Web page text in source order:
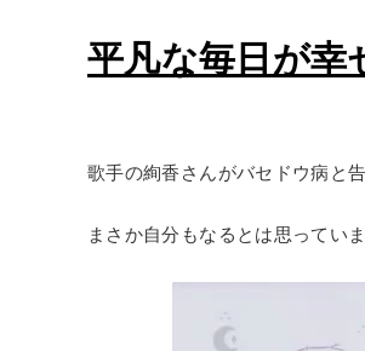
平凡な毎日が幸
歌手の絢香さんがバセドウ病と
まさか自分もなるとは思ってい